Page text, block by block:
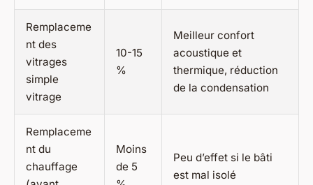
Remplaceme
nt des
vitrages
simple
vitrage
10-15
%
Meilleur confort
acoustique et
thermique, réduction
de la condensation
Remplaceme
nt du
chauffage
Moins
de 5
Peu d’effet si le bâti
est mal isolé